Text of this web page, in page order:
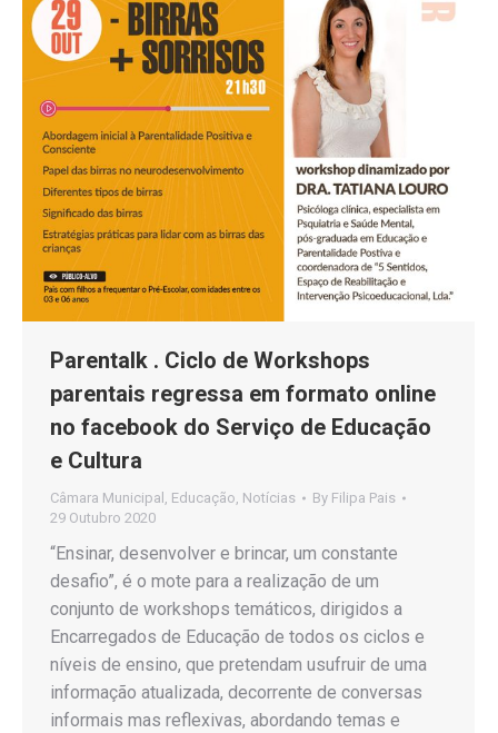
Parentalk . Ciclo de Workshops
parentais regressa em formato online
no facebook do Serviço de Educação
e Cultura
Câmara Municipal , Educação, Notícias By Filipa Pais
29 Outubro 2020
“Ensinar, desenvolver e brincar, um constante
desafio”, é o mote para a realização de um
conjunto de workshops temáticos, dirigidos a
Encarregados de Educação de todos os ciclos e
níveis de ensino, que pretendam usufruir de uma
informação atualizada, decorrente de conversas
informais mas reflexivas, abordando temas e